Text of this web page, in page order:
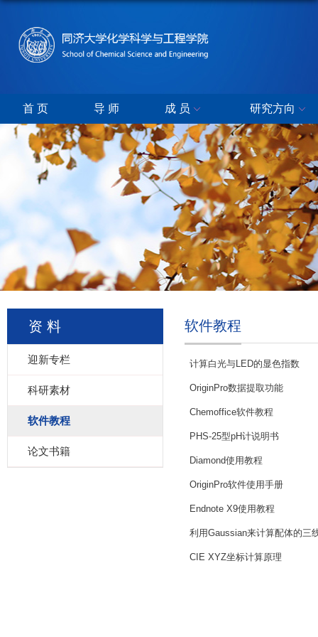
首 页 导 师 成 员 研究方向
资 料
迎新专栏
科研素材
软件教程
论文书籍
软件教程
计算白光与LED的显色指数
OriginPro数据提取功能
Chemoffice软件教程
PHS-25型pH计说明书
Diamond使用教程
OriginPro软件使用手册
Endnote X9使用教程
利用Gaussian来计算配体的三
CIE XYZ坐标计算原理